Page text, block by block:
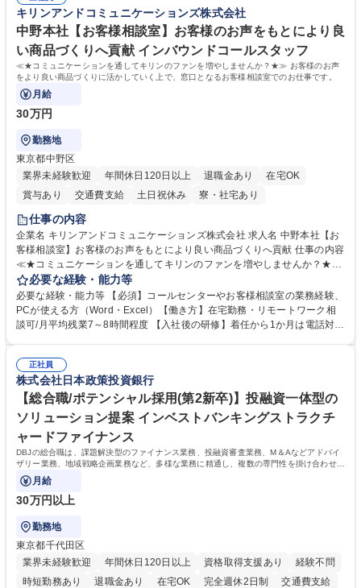
キリンアンドコミュニケーションズ株式会社
中野本社【お客様相談室】お客様のお声をもとにより良
い商品づくりへ貢献 インバウンドコールスタッフ
≪★コミュニケーションを通してキリンのファンを増やしませんか？★≫ お客様のお声
をより良い商品づくりに活かしていく上で、窓口となるお客様相談室でのお仕事です。
月給
30万円
勤務地
東京都中野区
業界未経験歓迎
年間休日120日以上 退職金あり
在宅OK
賞与あり
交通費支給 土日祝休み 寮・社宅あり
仕事の内容
企業名 キリンアンドコミュニケーションズ株式会社 求人名 中野本社【お
客様相談室】お客様のお声をもとにより良い商品づくりへ貢献 仕事の内容
≪★コミュニケーションを通してキリンのファンを増やしませんか？★≫
お客様のお声をより良い商品づくりに活かしていく上で、窓口となるお客
様相談室でのお仕事です。 日々お客様からいただくキリングループへのご
意見を、企業活動に活かしています。お客様からの声に迅速かつ誠意をも
って対応、情報提供するとともにグループ内活動に反映しています。 【具
平均100件前後■メール・手紙：同上40件前後 募集職種 中野本社【お客様
相談室】お客様のお声をもとにより良い商品づくりへ貢献
必要な経験・能力等
必要な経験・能力等 【必須】コールセンターやお客様相談室の業務経験、
PCが使える方（Word・Excel）【働き方】在宅勤務・リモートワーク相
談可/月平均残業7～8時間程度 【入社後の研修】着任から1か月は電話対応
すのでご安心ください。 【当社について】キリングループの広報機能を担
う会社として、お客様との出会いを大切にし、磨き上げたホスピタリティ
を込めてコミュニケーションをとりながら広報関連業務を行っておりま
す。 学歴・資格 学歴：大学院 大学 高専 短大 専修学校 高校 語学力： 資
格：
正社員
株式会社日本政策投資銀行
【総合職/ポテンシャル採用(第2新卒)】投融資一体型の
ソリューション提案 インベストバンキングストラクチ
ャードファイナンス
DBJの総合職は、課題解決型のファイナンス業務、投融資審査業務、M＆Aなどアドバイ
ザリー業務、地域戦略企画業務など、多様な業務に精通し、複数の専門性を掛け合わせて
広く社会に貢献していく職種です。
月給
30万円以上
勤務地
東京都千代田区
業界未経験歓迎
年間休日120日以上 資格取得支援あり
経験不問
時短勤務あり
退職金あり 在宅OK 完全週休2日制
交通費支給